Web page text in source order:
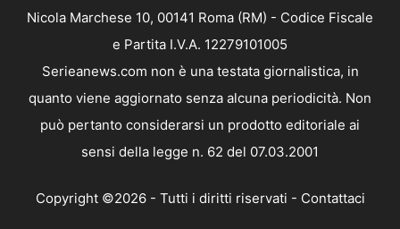
Nicola Marchese 10, 00141 Roma (RM) - Codice Fiscale
e Partita I.V.A. 12279101005
Serieanews.com non è una testata giornalistica, in
quanto viene aggiornato senza alcuna periodicità. Non
può pertanto considerarsi un prodotto editoriale ai
sensi della legge n. 62 del 07.03.2001
Copyright ©2026 - Tutti i diritti riservati - Contattaci